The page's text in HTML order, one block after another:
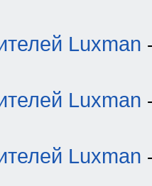
Luxman
Luxman
Luxman